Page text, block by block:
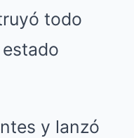
todo
y lanzó